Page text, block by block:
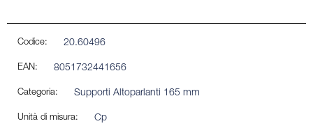
Codice: 20.60496
EAN: 8051732441656
Categoria: Supporti Altoparlanti 165 mm
Unità di misura: Cp